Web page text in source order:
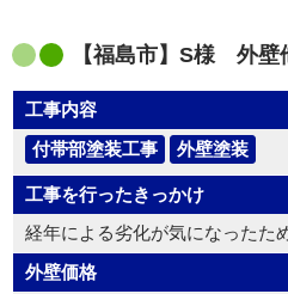
【福島市】S様 外
工事内容
付帯部塗装工事
外壁塗装
工事を行ったきっかけ
経年による劣化が気になったた
外壁価格